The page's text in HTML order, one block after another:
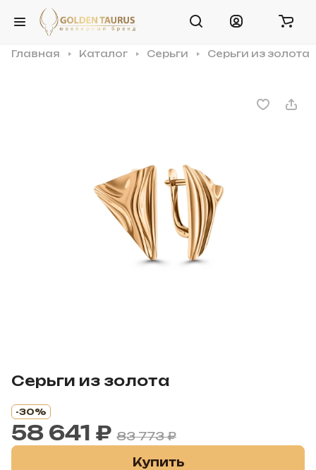
Главная Каталог Серьги Серьги из золота
Серьги из золота
-30%
58 641 ₽ 83 773 ₽
Купить